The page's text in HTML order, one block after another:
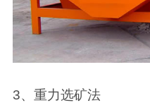
3、重力选矿法